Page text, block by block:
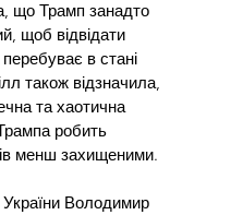
що Трамп занадто
щоб відвідати
перебуває в стані
також відзначила,
та хаотична
робить
менш захищеними.
Володимир